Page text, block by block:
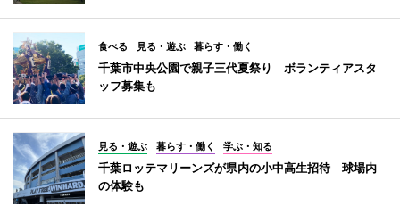
食べる 見る・遊ぶ 暮らす・働く
千葉市中央公園で親子三代夏祭り ボランティアスタ
ッフ募集も
見る・遊ぶ 暮らす・働く 学ぶ・知る
千葉ロッテマリーンズが県内の小中高生招待 球場内
の体験も